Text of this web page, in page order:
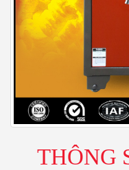
THÔNG